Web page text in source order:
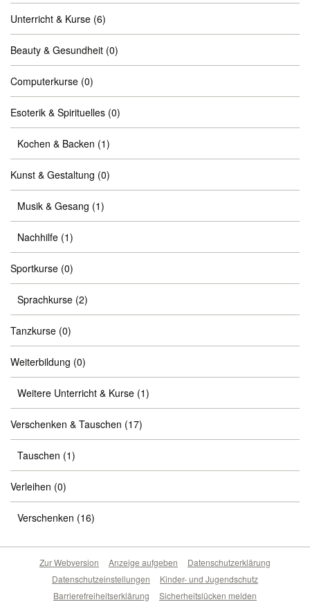
Unterricht & Kurse (6)
Beauty & Gesundheit (0)
Computerkurse (0)
Esoterik & Spirituelles (0)
Kochen & Backen (1)
Kunst & Gestaltung (0)
Musik & Gesang (1)
Nachhilfe (1)
Sportkurse (0)
Sprachkurse (2)
Tanzkurse (0)
Weiterbildung (0)
Weitere Unterricht & Kurse (1)
Verschenken & Tauschen (17)
Tauschen (1)
Verleihen (0)
Verschenken (16)
Zur Webversion Anzeige aufgeben
Datenschutzerklärung
Datenschutzeinstellungen
Kinder- und Jugendschutz
Barrierefreiheitserklärung
Sicherheitslücken melden